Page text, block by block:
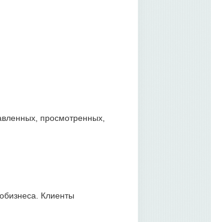
просмотренных,
Клиенты